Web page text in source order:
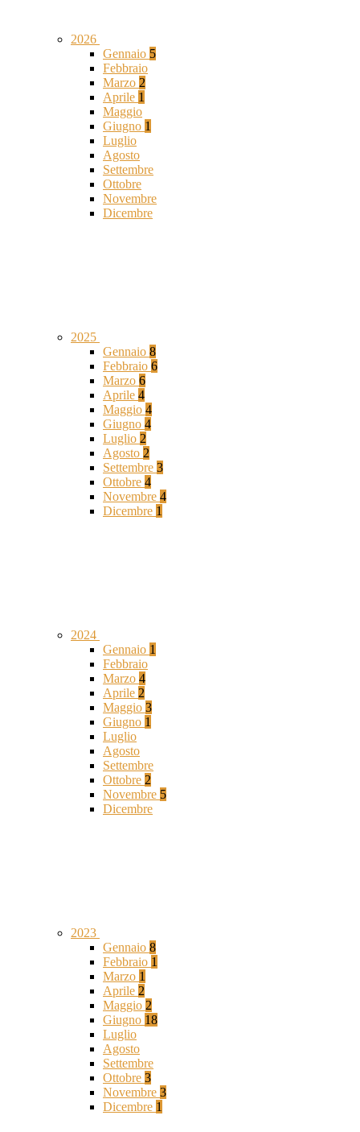
2026
Gennaio 5
Febbraio
Marzo 2
Aprile 1
Maggio
Giugno 1
Luglio
Agosto
Settembre
Ottobre
Novembre
Dicembre
2025
Gennaio 8
Febbraio 6
Marzo 6
Aprile 4
Maggio 4
Giugno 4
Luglio 2
Agosto 2
Settembre 3
Ottobre 4
Novembre 4
Dicembre 1
2024
Gennaio 1
Febbraio
Marzo 4
Aprile 2
Maggio 3
Giugno 1
Luglio
Agosto
Settembre
Ottobre 2
Novembre 5
Dicembre
2023
Gennaio 8
Febbraio 1
Marzo 1
Aprile 2
Maggio 2
Giugno 18
Luglio
Agosto
Settembre
Ottobre 3
Novembre 3
Dicembre 1